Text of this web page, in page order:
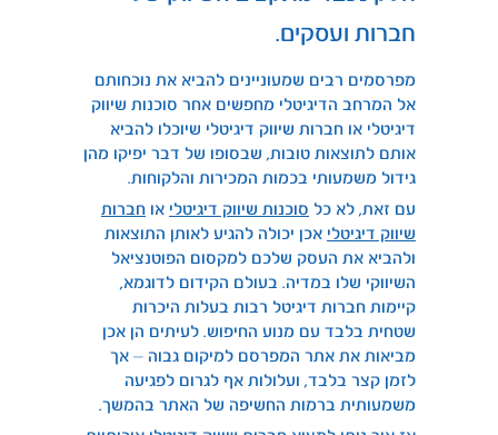
חברות ועסקים.
מפרסמים רבים שמעוניינים להביא את נוכחותם
אל המרחב הדיגיטלי מחפשים אחר סוכנות שיווק
דיגיטלי או חברות שיווק דיגיטלי שיוכלו להביא
אותם לתוצאות טובות, שבסופו של דבר יפיקו מהן
גידול משמעותי בכמות המכירות והלקוחות.
עם זאת, לא כל סוכנות שיווק דיגיטלי או חברות
שיווק דיגיטלי אכן יכולה להגיע לאותן התוצאות
ולהביא את העסק שלכם למקסום הפוטנציאל
השיווקי שלו במדיה. בעולם הקידום לדוגמא,
קיימות חברות דיגיטל רבות בעלות היכרות
שטחית בלבד עם מנוע החיפוש. לעיתים הן אכן
מביאות את אתר המפרסם למיקום גבוה – אך
לזמן קצר בלבד, ועלולות אף לגרום לפגיעה
משמעותית ברמות החשיפה של האתר בהמשך.